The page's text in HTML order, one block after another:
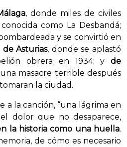
, donde miles de civiles
como La Desbandá;
y se convirtió en
de Asturias, donde se aplastó
obrera en 1934; y de
masacre terrible después
la ciudad.
a la canción, “una lágrima en
dolor que no desaparece,
la historia como una huella.
de cómo es necesario